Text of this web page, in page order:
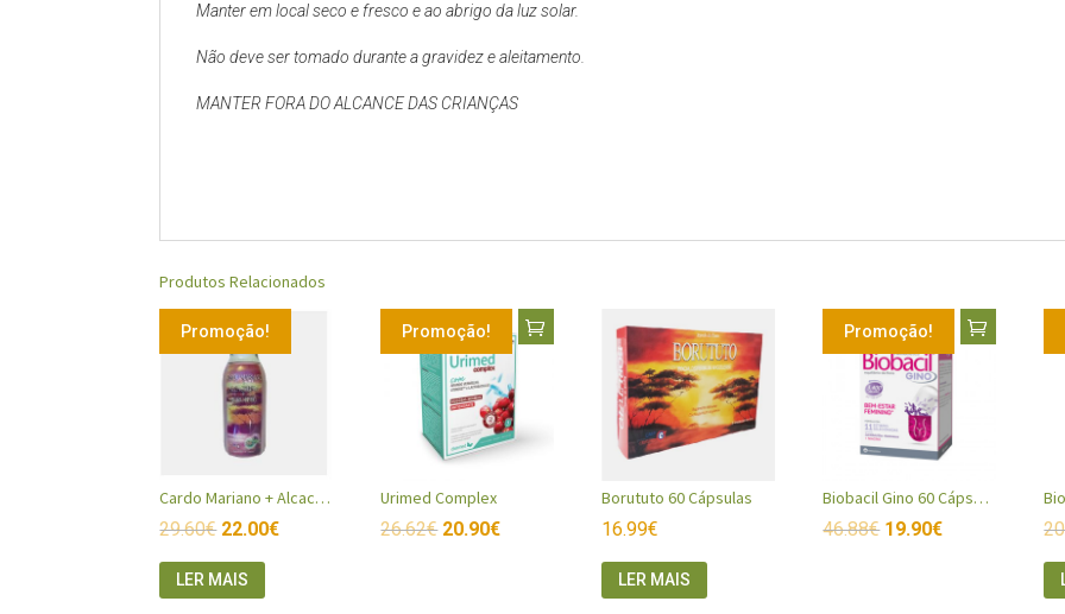
Manter em local seco e fresco e ao abrigo da luz solar.
Não deve ser tomado durante a gravidez e aleitamento.
MANTER FORA DO ALCANCE DAS CRIANÇAS
Produtos Relacionados
Promoção!
Cardo Mariano + Alcachofra + Borututo
29.60€ 22.00€
LER MAIS
Promoção!
Urimed Complex
26.62€ 20.90€
Borututo 60 Cápsulas
16.99€
LER MAIS
Promoção!
Biobacil Gino 60 Cápsulas
46.88€ 19.90€